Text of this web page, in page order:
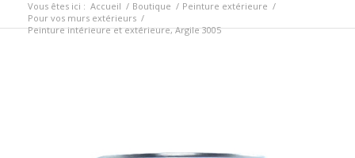
Vous êtes ici : Accueil / Boutique / Peinture extérieure /
Pour vos murs extérieurs /
Peinture intérieure et extérieure, Argile 3005